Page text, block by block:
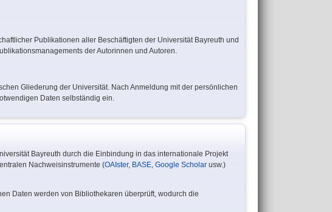
Publikationen aller Beschäftigten der Universität Bayreuth und
der Autorinnen und Autoren.
Gliederung der Universität. Nach Anmeldung mit der persönlichen
Daten selbständig ein.
Bayreuth durch die Einbindung in das internationale Projekt
Nachweisinstrumente (OAIster, BASE, Google Scholar usw.)
Daten werden von Bibliothekaren überprüft, wodurch die